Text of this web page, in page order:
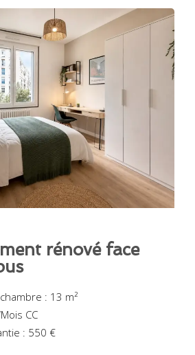
rénové face
: 13 m²
CC
: 550 €